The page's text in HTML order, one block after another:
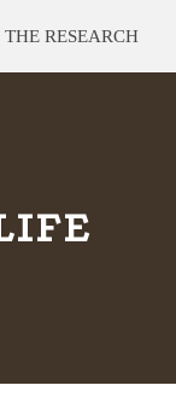
THE RESEARCH